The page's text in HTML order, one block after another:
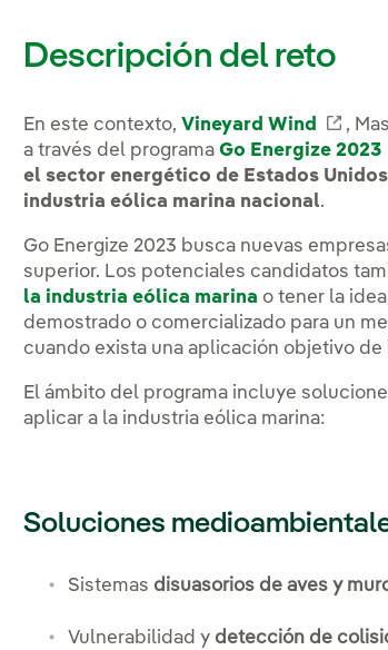
Descripción del reto
En este contexto,Vineyard Wind
,
a través del programaGo Energize 2023
el sector energético de Estados
industria eólica marina nacional.
Go Energize 2023 busca nuevas
superior. Los potenciales candidatos
la industria eólica marina o tener la
demostrado o comercializado para un
cuando exista una aplicación objetivo de
El ámbito del programa incluye
aplicar a la industria eólica marina:
Soluciones
Sistemas disuasorios de aves y
Vulnerabilidad y detección de